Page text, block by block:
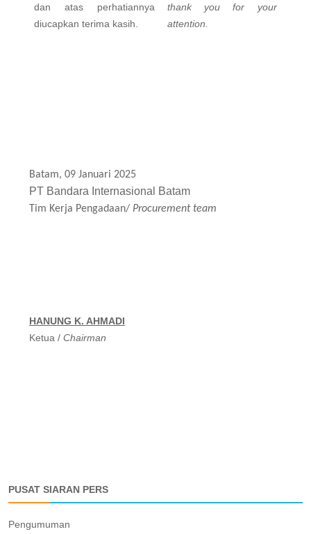
dan atas perhatiannya
diucapkan terima kasih.
thank you for your
attention.
Batam, 09 Januari 2025
PT Bandara Internasional Batam
Tim Kerja Pengadaan/ Procurement team
HANUNG K. AHMADI
Ketua / Chairman
PUSAT SIARAN PERS
Pengumuman